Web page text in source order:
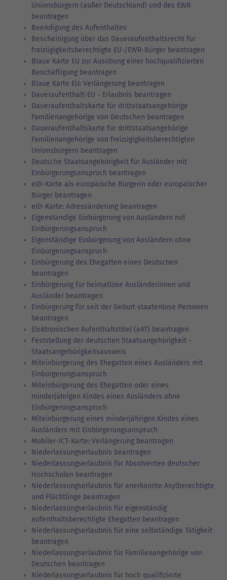
Unionsbürgern (außer Deutschland) und des EWR
beantragen
Beendigung des Aufenthaltes
Bescheinigung über das Daueraufenthaltsrecht für
freizügigkeitsberechtigte EU-/EWR-Bürger beantragen
Blaue Karte EU zur Ausübung einer hochqualifizierten
Beschäftigung beantragen
Blaue Karte EU: Verlängerung beantragen
Daueraufenthalt-EU - Erlaubnis beantragen
Daueraufenthaltskarte für drittstaatsangehörige
Familienangehörige von Deutschen beantragen
Daueraufenthaltskarte für drittstaatsangehörige
Familienangehörige von freizügigkeitsberechtigten
Unionsbürgern beantragen
Deutsche Staatsangehörigkeit für Ausländer mit
Einbürgerungsanspruch beantragen
eID-Karte als europäische Bürgerin oder europäischer
Bürger beantragen
eID-Karte: Adressänderung beantragen
Eigenständige Einbürgerung von Ausländern mit
Einbürgerungsanspruch
Eigenständige Einbürgerung von Ausländern ohne
Einbürgerungsanspruch
Einbürgerung des Ehegatten eines Deutschen
beantragen
Einbürgerung für heimatlose Ausländerinnen und
Ausländer beantragen
Einbürgerung für seit der Geburt staatenlose Personen
beantragen
Elektronischen Aufenthaltstitel (eAT) beantragen
Feststellung der deutschen Staatsangehörigkeit -
Staatsangehörigkeitsausweis
Miteinbürgerung des Ehegatten eines Ausländers mit
Einbürgerungsanspruch
Miteinbürgerung des Ehegatten oder eines
minderjährigen Kindes eines Ausländers ohne
Einbürgerungsanspruch
Miteinbürgerung eines minderjährigen Kindes eines
Ausländers mit Einbürgerungsanspruch
Mobiler-ICT-Karte: Verlängerung beantragen
Niederlassungserlaubnis beantragen
Niederlassungserlaubnis für Absolventen deutscher
Hochschulen beantragen
Niederlassungserlaubnis für anerkannte Asylberechtigte
und Flüchtlinge beantragen
Niederlassungserlaubnis für eigenständig
aufenthaltsberechtigte Ehegatten beantragen
Niederlassungserlaubnis für eine selbständige Tätigkeit
beantragen
Niederlassungserlaubnis für Familienangehörige von
Deutschen beantragen
Niederlassungserlaubnis für hoch qualifizierte